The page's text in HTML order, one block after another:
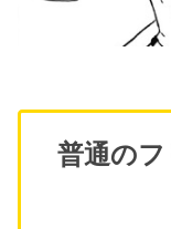
普通の